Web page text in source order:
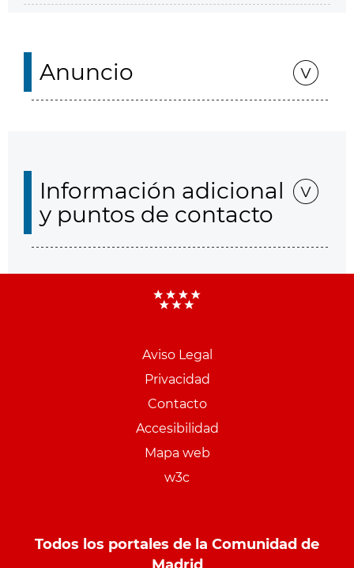
Anuncio
Información adicional
y puntos de contacto
Aviso Legal
Privacidad
Contacto
Accesibilidad
Mapa web
w3c
Todos los portales de la Comunidad de